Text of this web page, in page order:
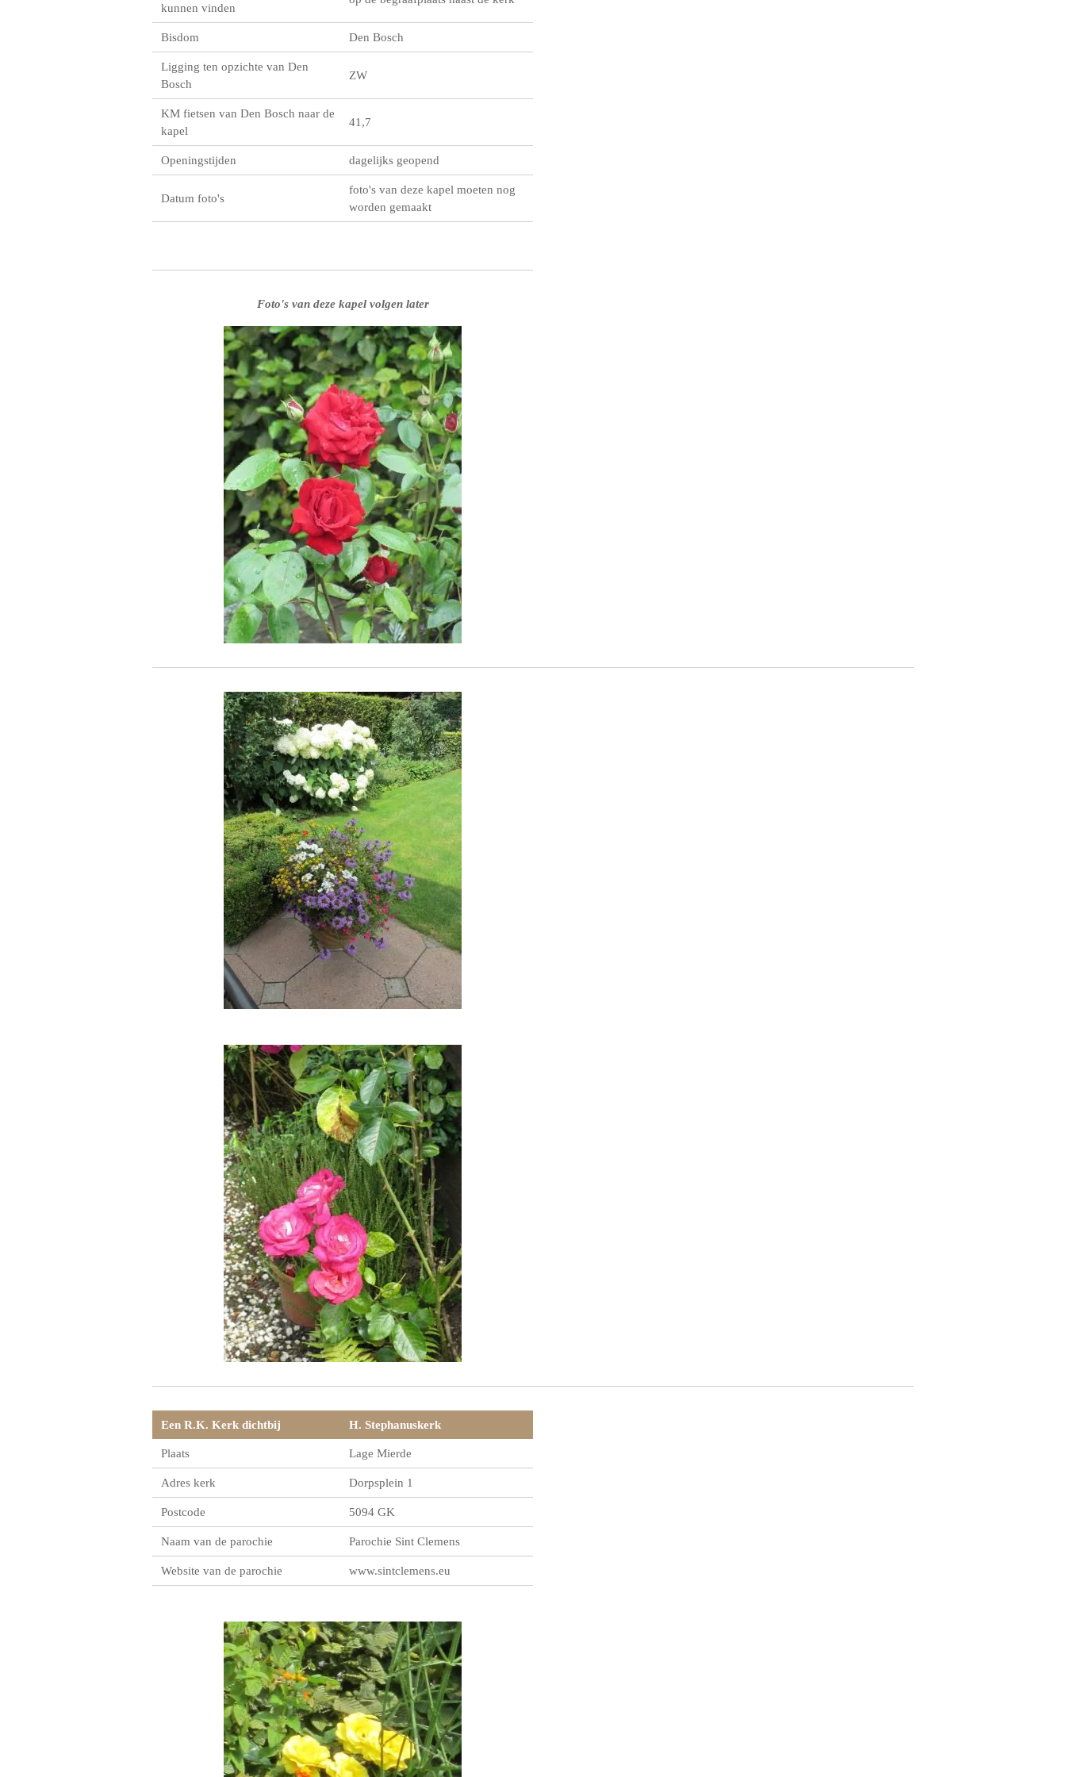
kunnen vinden
Bisdom Den Bosch
Ligging ten opzichte van Den
Bosch
ZW
KM fietsen van Den Bosch naar de
kapel
41,7
Openingstijden dagelijks geopend
Datum foto's
foto's van deze kapel moeten nog
worden gemaakt
Foto's van deze kapel volgen later
Een R.K. Kerk dichtbij H. Stephanuskerk
Plaats Lage Mierde
Adres kerk Dorpsplein 1
Postcode 5094 GK
Naam van de parochie Parochie Sint Clemens
Website van de parochie www.sintclemens.eu